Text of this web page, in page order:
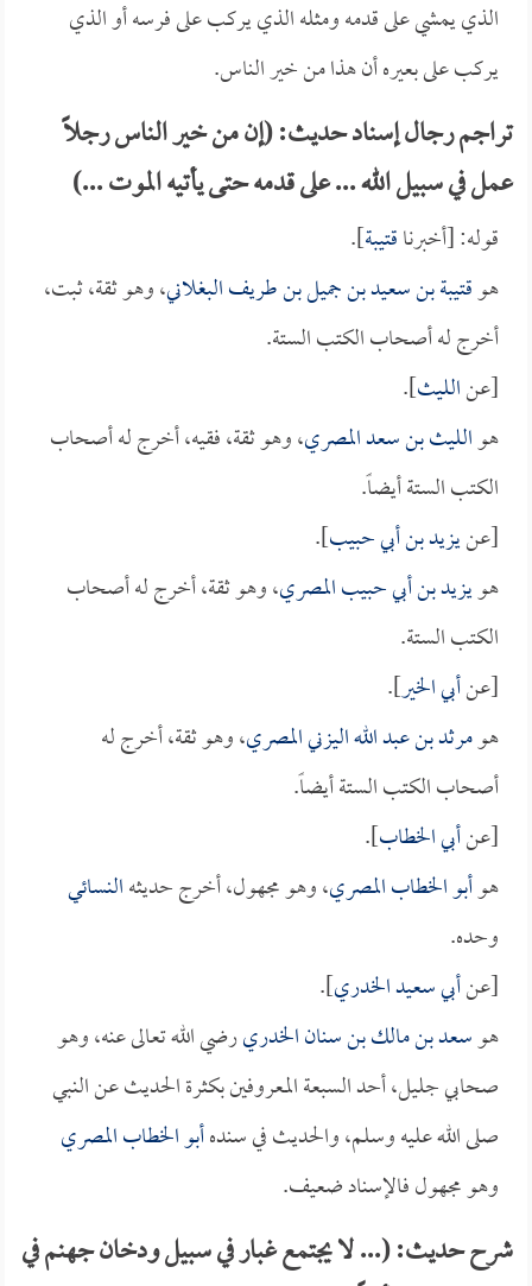
الذي يمشي على قدمه ومثله الذي يركب على فرسه أو الذي
يركب على بعيره أن هذا من خير الناس.
تراجم رجال إسناد حديث: (إن من خير الناس رجلاً
عمل في سبيل الله ... على قدمه حتى يأتيه الموت ...)
قوله: [أخبرناقتيبة].
هوقتيبة بن سعيد بن جميل بن طريف البغلاني، وهو ثقة، ثبت،
أخرج له أصحاب الكتب الستة.
[عنالليث].
هوالليث بن سعد المصري، وهو ثقة، فقيه، أخرج له أصحاب
الكتب الستة أيضاً.
[عنيزيد بن أبي حبيب].
هويزيد بن أبي حبيب المصري، وهو ثقة، أخرج له أصحاب
الكتب الستة.
[عنأبي الخير].
هومرثد بن عبد الله اليزني المصري، وهو ثقة، أخرج له
أصحاب الكتب الستة أيضاً.
[عنأبي الخطاب].
هوأبو الخطاب المصري، وهو مجهول، أخرج حديثهالنسائي
وحده.
[عنأبي سعيد الخدري].
هوسعد بن مالك بن سنان الخدريرضي الله تعالى عنه، وهو
صحابي جليل، أحد السبعة المعروفين بكثرة الحديث عن النبي
صلى الله عليه وسلم، والحديث في سندهأبو الخطاب المصري
وهو مجهول فالإسناد ضعيف.
شرح حديث: (... لا يجتمع غبار في سبيل ودخان جهنم في